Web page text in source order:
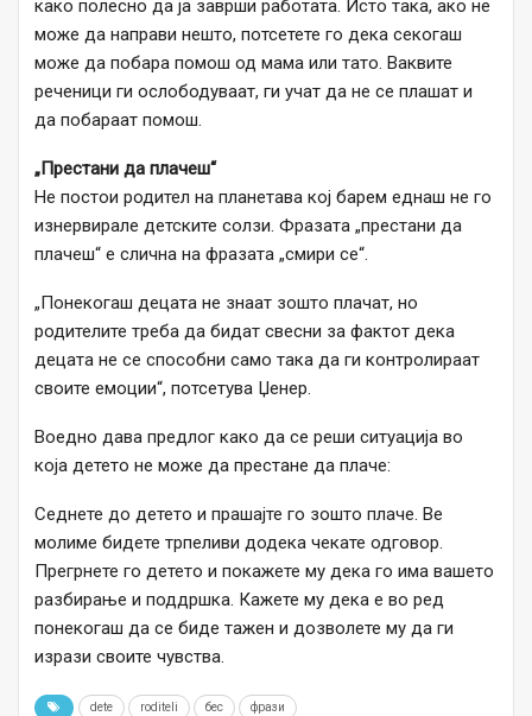
како полесно да ја заврши работата. Исто така, ако не
може да направи нешто, потсетете го дека секогаш
може да побара помош од мама или тато. Ваквите
реченици ги ослободуваат, ги учат да не се плашат и
да побараат помош.
„Престани да плачеш“
Не постои родител на планетава кој барем еднаш не го
изнервирале детските солзи. Фразата „престани да
плачеш“ е слична на фразата „смири се“.
„Понекогаш децата не знаат зошто плачат, но
родителите треба да бидат свесни за фактот дека
децата не се способни само така да ги контролираат
своите емоции“, потсетува Џенер.
Воедно дава предлог како да се реши ситуација во
која детето не може да престане да плаче:
Седнете до детето и прашајте го зошто плаче. Ве
молиме бидете трпеливи додека чекате одговор.
Прегрнете го детето и покажете му дека го има вашето
разбирање и поддршка. Кажете му дека е во ред
понекогаш да се биде тажен и дозволете му да ги
изрази своите чувства.
dete roditeli бес фрази